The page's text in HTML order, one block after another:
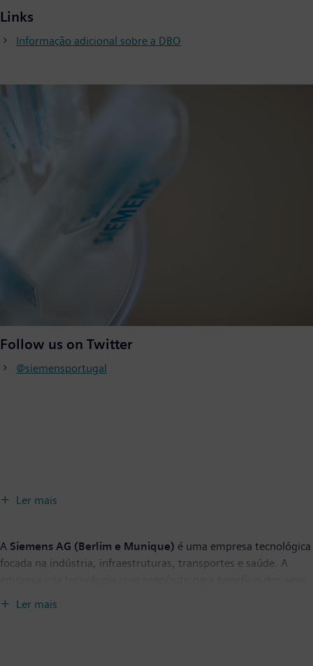
Links
Informação adicional sobre a DBO
Follow us on Twitter
@siemensportugal
Ler mais
A Siemens AG (Berlim e Munique) é uma empresa tecnológica
focada na indústria, infraestruturas, transportes e saúde. A
Ler mais